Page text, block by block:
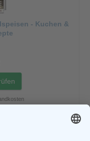
- Kuchen &